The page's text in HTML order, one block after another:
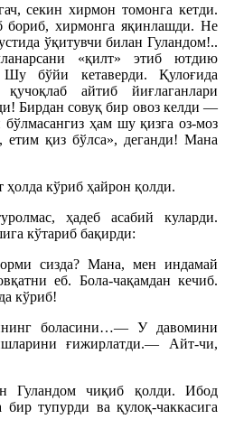
секин хирмон томонга кетди.
бориб, хирмонга яқинлашди. Не
ўқитувчи билан Гуландом!..
«қилт» этиб ютдию
бўйи кетаверди. Қулоғида
айтиб йиғлаганлари
Бирдан совуқ бир овоз келди —
ҳам шу қизга оз-моз
қиз бўлса», деганди! Мана
кўриб ҳайрон қолди.
ҳадеб асабий куларди.
кўтариб бақирди:
сизда? Мана, мен индамай
еб. Бола-чақамдан кечиб.
кўриб!
боласини…— У давомини
ғижирлатди.— Айт-чи,
Гуландом чиқиб қолди. Ибод
тупурди ва қулоқ-чаккасига